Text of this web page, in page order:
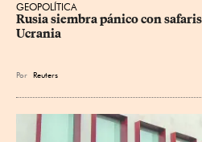
GEOPOLÍTICA
Rusia siembra pánico con
Ucrania
Por Reuters